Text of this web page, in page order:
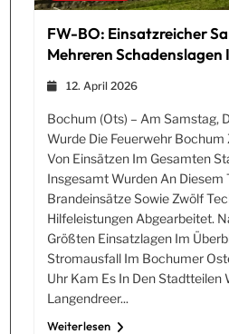
FW-BO: Einsatzreicher
Mehreren Schadenslagen
12. April 2026
Bochum (ots) – Am Samstag,
Wurde Die Feuerwehr Bochum
Von Einsätzen Im Gesamten
Insgesamt Wurden An Diesem
Brandeinsätze Sowie Zwölf
Hilfeleistungen Abgearbeitet.
Größten Einsatzlagen Im
Stromausfall Im Bochumer
Uhr Kam Es In Den Stadtteilen
Langendreer...
Weiterlesen